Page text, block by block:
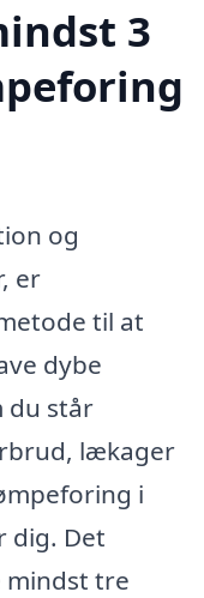
3
og
er
til at
dybe
du står
lækager
i
dig. Det
mindst tre